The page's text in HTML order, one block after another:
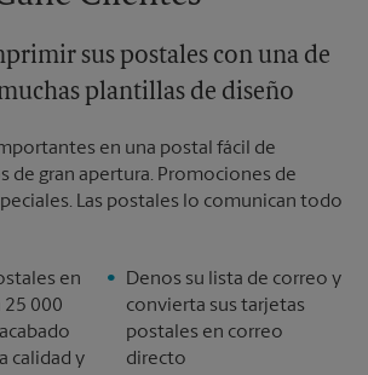
sus postales con una de
plantillas de diseño
en una postal fácil de
de gran apertura. Promociones de
Las postales lo comunican todo
en
25 000
calidad y
Denos su lista de correo y
convierta sus tarjetas
postales en correo
directo